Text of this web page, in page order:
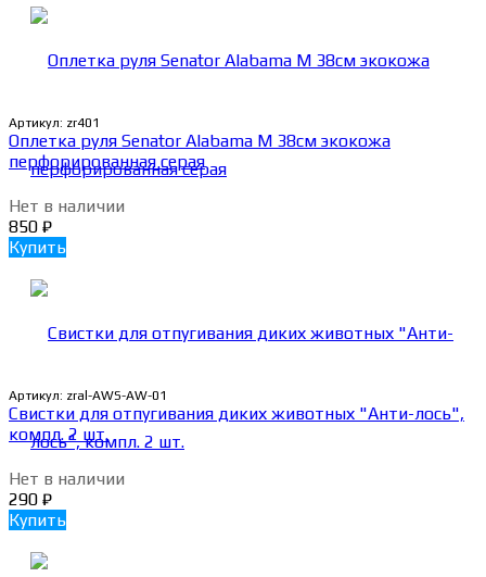
Артикул: zr401
Оплетка руля Senator Alabama M 38см экокожа
перфорированная серая
Нет в наличии
850 ₽
Купить
Артикул: zral-AWS-AW-01
Свистки для отпугивания диких животных "Анти-лось",
компл. 2 шт.
Нет в наличии
290 ₽
Купить